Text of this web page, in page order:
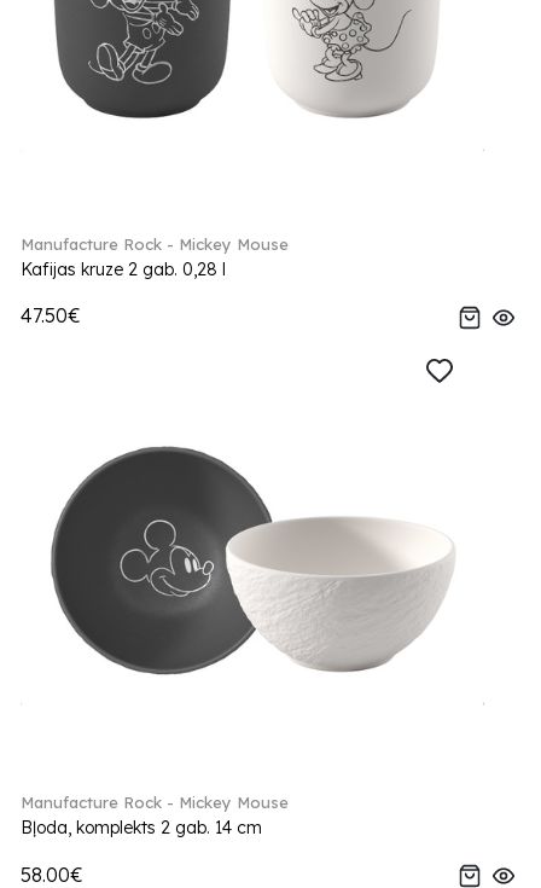
Manufacture Rock - Mickey Mouse
Kafijas kruze 2 gab. 0,28 l
47.50€
Manufacture Rock - Mickey Mouse
Bļoda, komplekts 2 gab. 14 cm
58.00€